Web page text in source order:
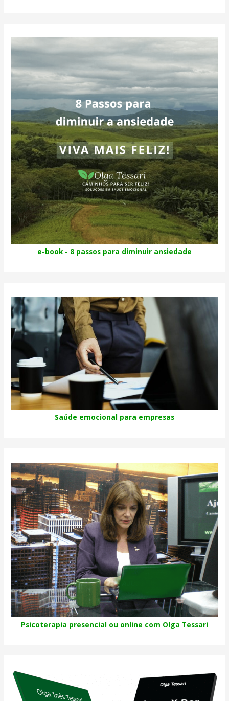
e-book - 8 passos para diminuir ansiedade
Saúde emocional para empresas
Psicoterapia presencial ou online com Olga Tessari